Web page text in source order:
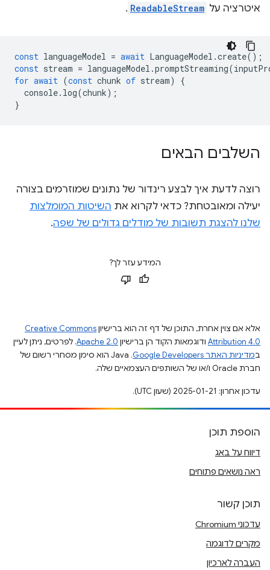
איטרציה על ReadableStream
.
const languageModel = await LanguageModel .create();
const stream = languageModel .promptStreaming(
for await (const chunk of stream)
{
console. log(chunk);
}
השלבים הבאים
רוצה לדעת איך לבצע רינדור של נתונים שמוזרמים בצורה
יעילה ומאובטחת? כדאי לקרוא את השיטות המומלצות
שלנו להצגת תשובות של מודלים גדולים של שפה.
המידע עזר לך?
אלא אם צוין אחרת, התוכן של דף זה הוא ברישיוןCreative Commons
Attribution 4.0 ודוגמאות הקוד הן ברישיון Apache 2.0. לפרטים, ניתן לעיין
במדיניות האתר Google Developers‏
.‏ Java הוא סימן מסחרי רשום של
חברת Oracle ו/או של השותפים העצמאיים שלה.
עדכון אחרון: 2025-01-21 (שעון UTC).
הוספת תוכן
דיווח על באג
ראה נושאים פתוחים
תוכן קשור
עדכוני Chromium
מקרים לדוגמה
העברה לארכיון